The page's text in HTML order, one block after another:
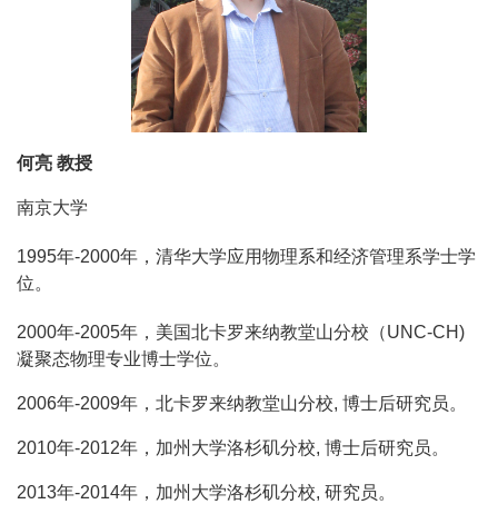
何亮 教授
南京大学
1995年-2000年，清华大学应用物理系和经济管理系学士学
位。
2000年-2005年，美国北卡罗来纳教堂山分校（UNC-CH)
凝聚态物理专业博士学位。
2006年-2009年，北卡罗来纳教堂山分校, 博士后研究员。
2010年-2012年，加州大学洛杉矶分校, 博士后研究员。
2013年-2014年，加州大学洛杉矶分校, 研究员。